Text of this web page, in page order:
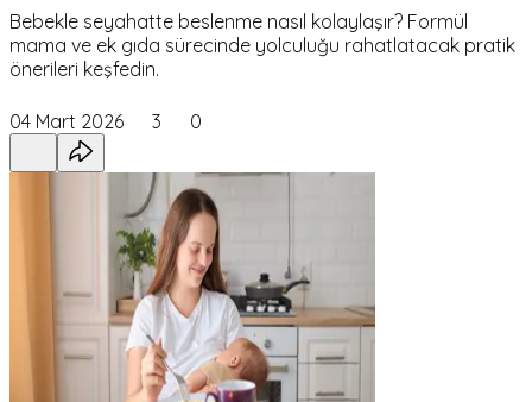
Bebekle seyahatte beslenme nasıl kolaylaşır? Formül
mama ve ek gıda sürecinde yolculuğu rahatlatacak pratik
önerileri keşfedin.
04 Mart 2026 3 0